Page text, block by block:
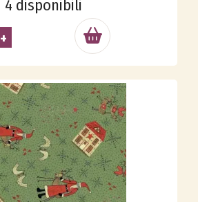
4 disponibili
+